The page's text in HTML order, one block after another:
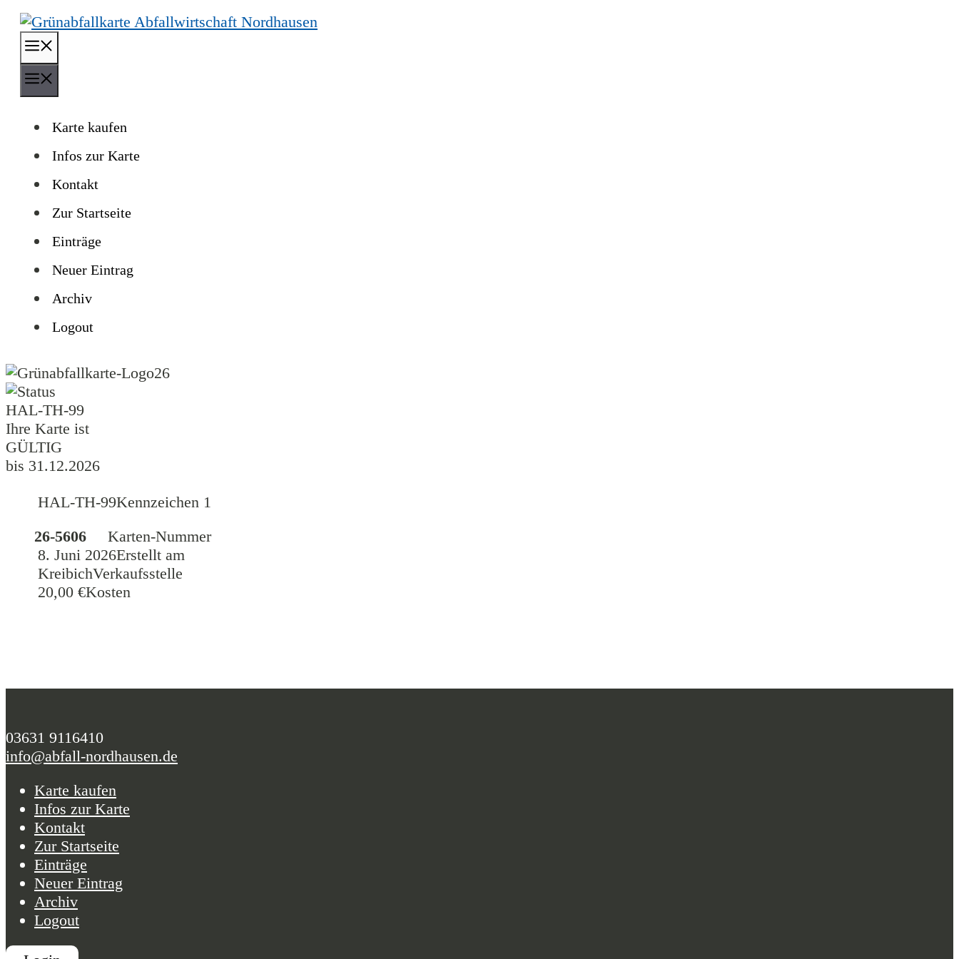
Zum
Inhalt
springen
Karte kaufen
Infos zur Karte
Kontakt
Zur Startseite
Einträge
Neuer Eintrag
Archiv
Logout
26
HAL-TH-99
Ihre Karte ist
GÜLTIG
bis 31.12.2026
HAL-TH-99Kennzeichen 1
26-5606
Karten-Nummer
8. Juni 2026Erstellt am
KreibichVerkaufsstelle
20,00 €Kosten
03631 9116410
info@abfall-nordhausen.de
Karte kaufen
Infos zur Karte
Kontakt
Zur Startseite
Einträge
Neuer Eintrag
Archiv
Logout